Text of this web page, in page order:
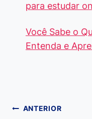
para estudar
Você Sabe o
Entenda e
Navegação
ANTERIOR